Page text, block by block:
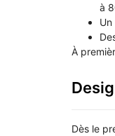
à
À
Dès le